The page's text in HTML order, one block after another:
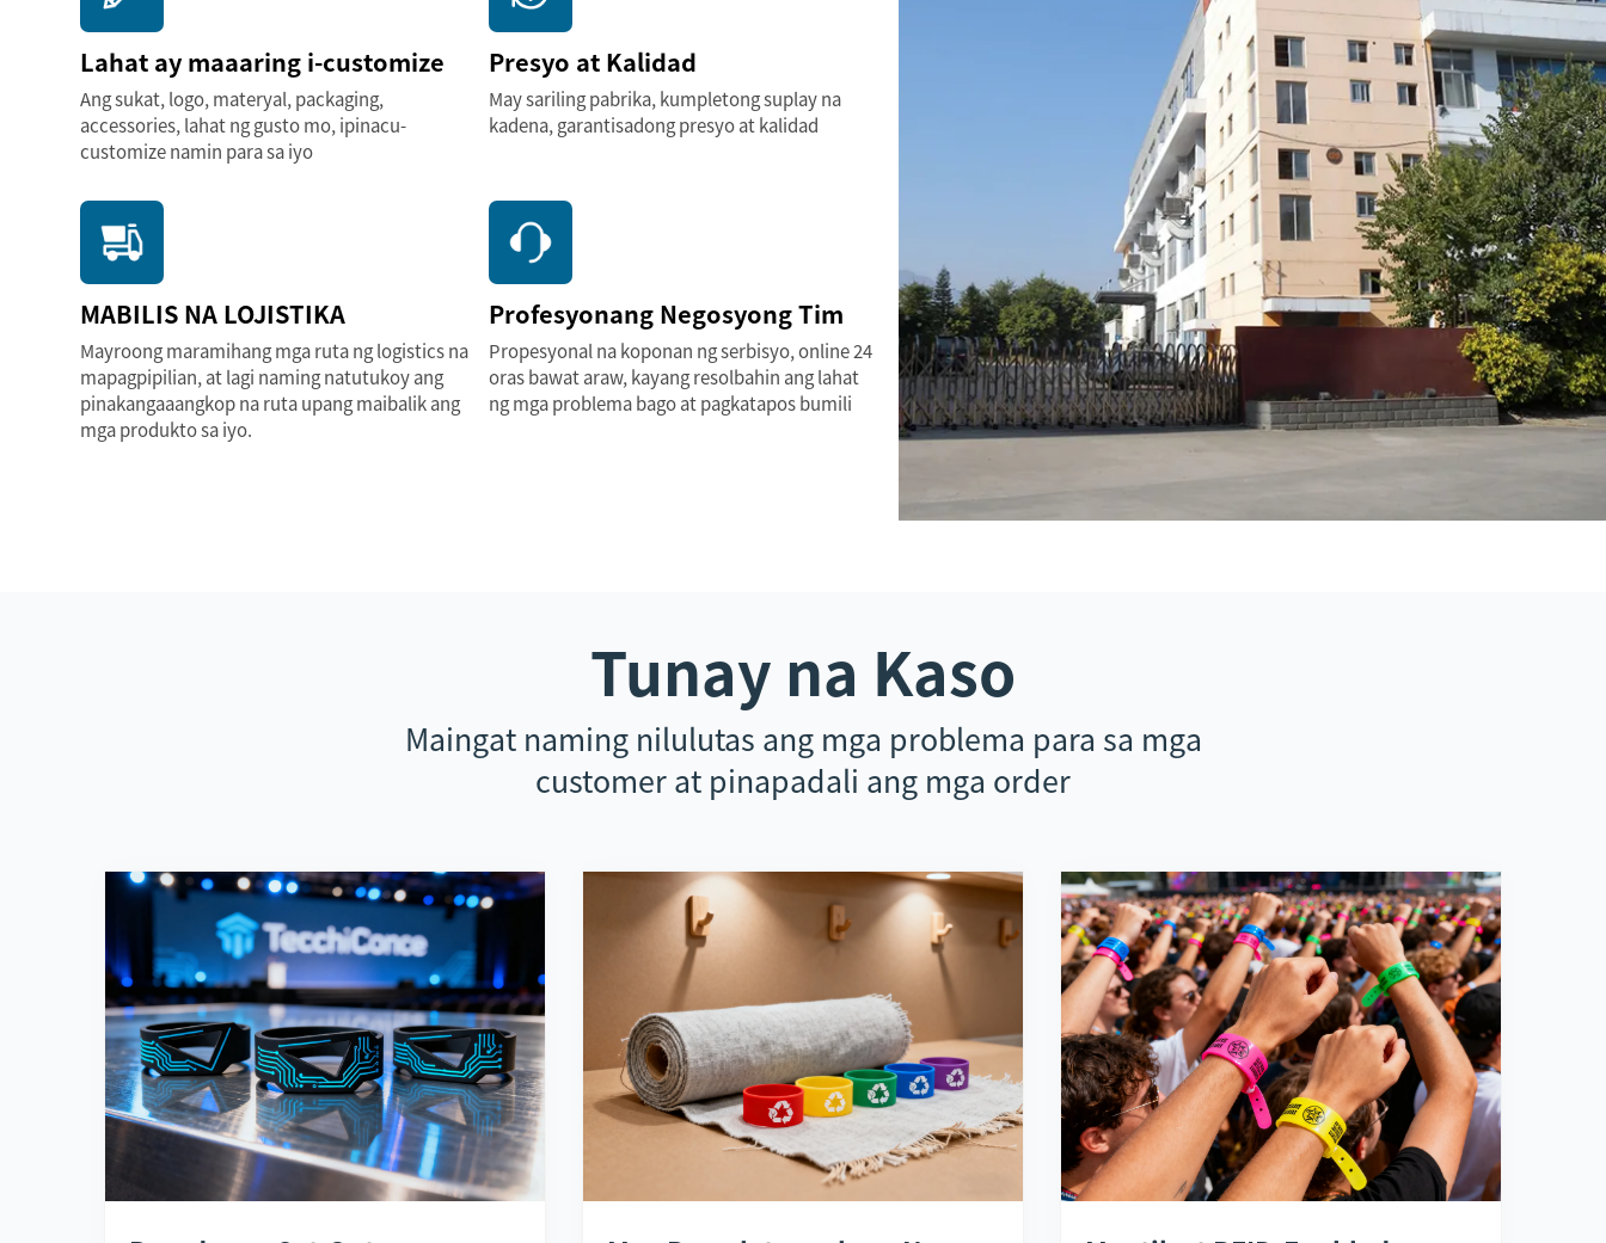
Lahat ay maaaring i-customize
Ang sukat, logo, materyal, packaging,
accessories, lahat ng gusto mo, ipinacu-
customize namin para sa iyo
Presyo at Kalidad
May sariling pabrika, kumpletong suplay na
kadena, garantisadong presyo at kalidad
MABILIS NA LOJISTIKA
Mayroong maramihang mga ruta ng logistics na
mapagpipilian, at lagi naming natutukoy ang
pinakangaaangkop na ruta upang maibalik ang
mga produkto sa iyo.
Profesyonang Negosyong Tim
Propesyonal na koponan ng serbisyo, online 24
oras bawat araw, kayang resolbahin ang lahat
ng mga problema bago at pagkatapos bumili
Tunay na Kaso
Maingat naming nilulutas ang mga problema para sa mga
customer at pinapadali ang mga order